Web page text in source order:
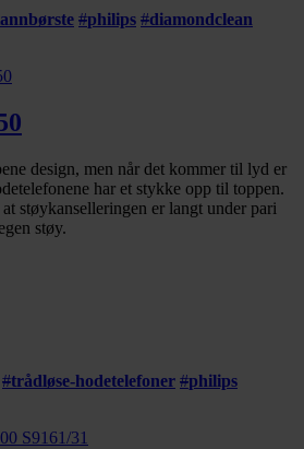
#philips #diamondclean
design, men når det kommer til lyd er
har et stykke opp til toppen.
støykanselleringen er langt under pari
støy.
#trådløse-hodetelefoner #philips